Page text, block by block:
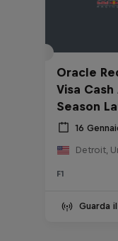
Oracle
Visa
Season
16
Detroit,
F1
Guarda